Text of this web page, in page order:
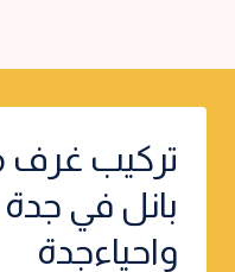
تركيب غرف
بانل في
واحياءجدة